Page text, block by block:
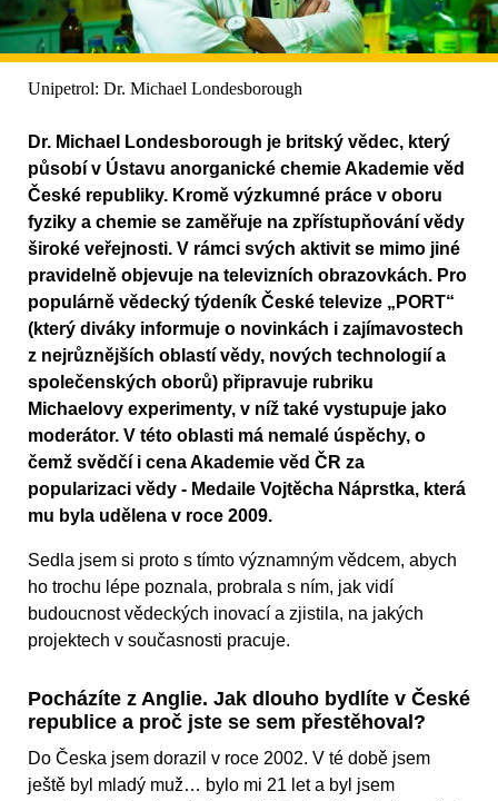
Unipetrol: Dr. Michael Londesborough
Dr. Michael Londesborough je britský vědec, který
působí v Ústavu anorganické chemie Akademie věd
České republiky. Kromě výzkumné práce v oboru
fyziky a chemie se zaměřuje na zpřístupňování vědy
široké veřejnosti. V rámci svých aktivit se mimo jiné
pravidelně objevuje na televizních obrazovkách. Pro
populárně vědecký týdeník České televize „PORT“
(který diváky informuje o novinkách i zajímavostech
z nejrůznějších oblastí vědy, nových technologií a
společenských oborů) připravuje rubriku
Michaelovy experimenty, v níž také vystupuje jako
moderátor. V této oblasti má nemalé úspěchy, o
čemž svědčí i cena Akademie věd ČR za
popularizaci vědy - Medaile Vojtěcha Náprstka, která
mu byla udělena v roce 2009.
Sedla jsem si proto s tímto významným vědcem, abych
ho trochu lépe poznala, probrala s ním, jak vidí
budoucnost vědeckých inovací a zjistila, na jakých
projektech v současnosti pracuje.
Pocházíte z Anglie. Jak dlouho bydlíte v České
republice a proč jste se sem přestěhoval?
Do Česka jsem dorazil v roce 2002. V té době jsem
ještě byl mladý muž… bylo mi 21 let a byl jsem